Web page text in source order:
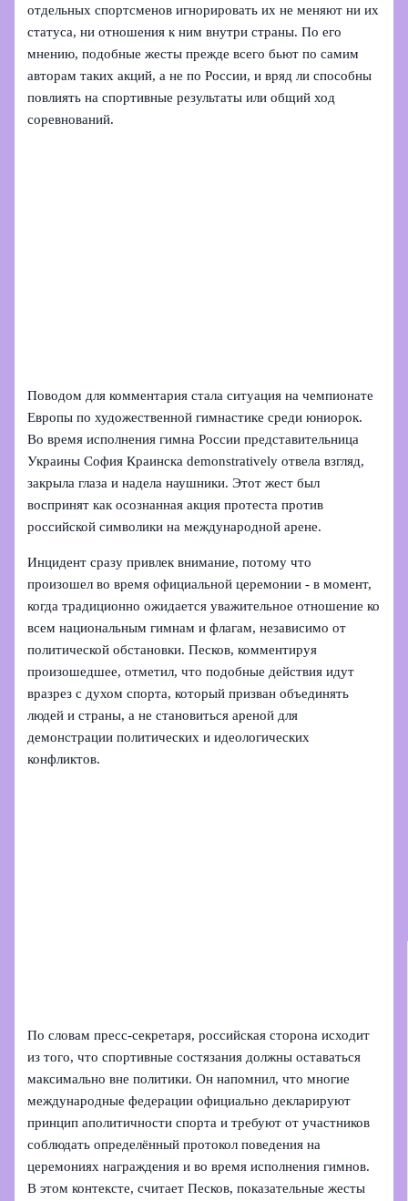
отдельных спортсменов игнорировать их не меняют ни их
статуса, ни отношения к ним внутри страны. По его
мнению, подобные жесты прежде всего бьют по самим
авторам таких акций, а не по России, и вряд ли способны
повлиять на спортивные результаты или общий ход
соревнований.
Поводом для комментария стала ситуация на чемпионате
Европы по художественной гимнастике среди юниорок.
Во время исполнения гимна России представительница
Украины София Краинска demonstratively отвела взгляд,
закрыла глаза и надела наушники. Этот жест был
воспринят как осознанная акция протеста против
российской символики на международной арене.
Инцидент сразу привлек внимание, потому что
произошел во время официальной церемонии - в момент,
когда традиционно ожидается уважительное отношение ко
всем национальным гимнам и флагам, независимо от
политической обстановки. Песков, комментируя
произошедшее, отметил, что подобные действия идут
вразрез с духом спорта, который призван объединять
людей и страны, а не становиться ареной для
демонстрации политических и идеологических
конфликтов.
По словам пресс‑секретаря, российская сторона исходит
из того, что спортивные состязания должны оставаться
максимально вне политики. Он напомнил, что многие
международные федерации официально декларируют
принцип аполитичности спорта и требуют от участников
соблюдать определённый протокол поведения на
церемониях награждения и во время исполнения гимнов.
В этом контексте, считает Песков, показательные жесты